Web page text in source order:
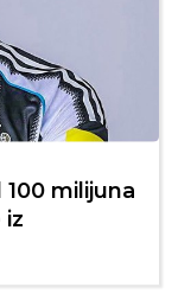
milijuna
iz